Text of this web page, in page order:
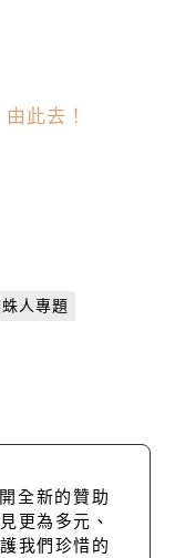
此去！
蛛人專題
全新的贊助
更為多元、
我們珍惜的